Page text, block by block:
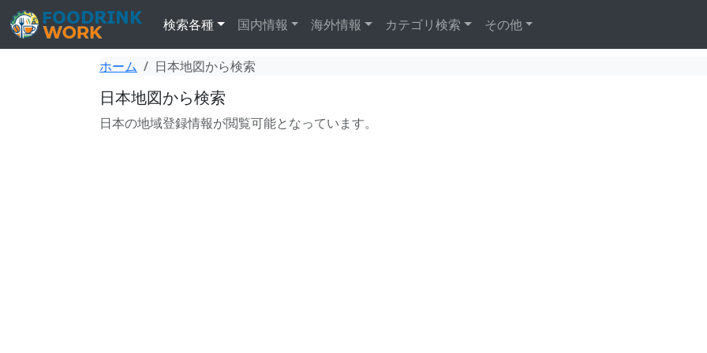
検索各種 国内情報 海外情報 カテゴリ検索 その他
ホーム 日本地図から検索
日本地図から検索
日本の地域登録情報が閲覧可能となっています。